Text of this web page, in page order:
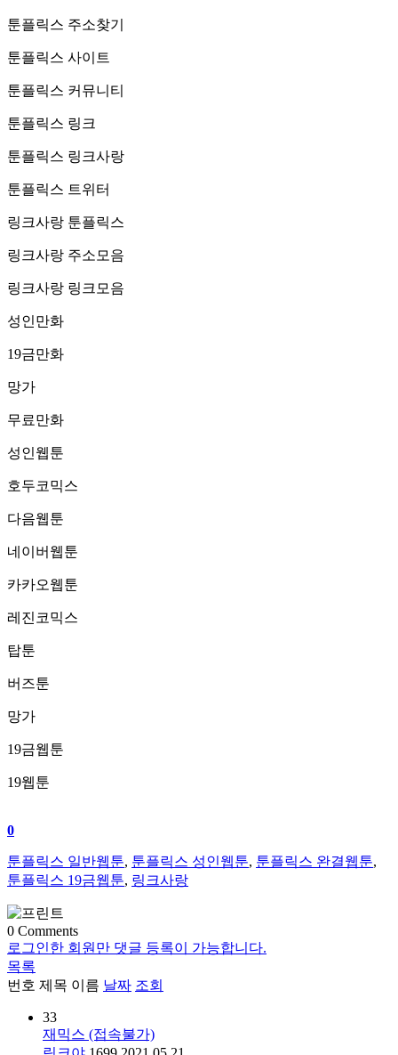
툰플릭스 주소찾기
툰플릭스 사이트
툰플릭스 커뮤니티
툰플릭스 링크
툰플릭스 링크사랑
툰플릭스 트위터
링크사랑 툰플릭스
링크사랑 주소모음
링크사랑 링크모음
성인만화
19금만화
망가
무료만화
성인웹툰
호두코믹스
다음웹툰
네이버웹툰
카카오웹툰
레진코믹스
탑툰
버즈툰
망가
19금웹툰
19웹툰
0
툰플릭스 일반웹툰, 툰플릭스 성인웹툰, 툰플릭스 완결웹툰,
툰플릭스 19금웹툰, 링크사랑
0 Comments
로그인한 회원만 댓글 등록이 가능합니다.
목록
번호 제목 이름 날짜 조회
33
재믹스 (접속불가)